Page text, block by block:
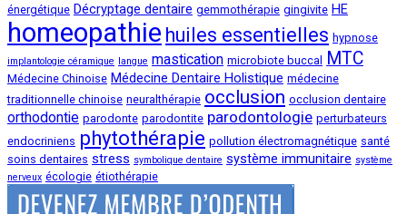
énergétique Décryptage dentaire gemmothérapie gingivite HE
homeopathie huiles essentielles hypnose
implantologie céramique langue mastication microbiote buccal MTC
Médecine Chinoise Médecine Dentaire Holistique médecine
traditionnelle chinoise neuralthérapie occlusion occlusion dentaire
orthodontie parodonte parodontite parodontologie perturbateurs
endocriniens phytothérapie pollution électromagnétique santé
soins dentaires stress symbolique dentaire système immunitaire système
nerveux écologie étiothérapie